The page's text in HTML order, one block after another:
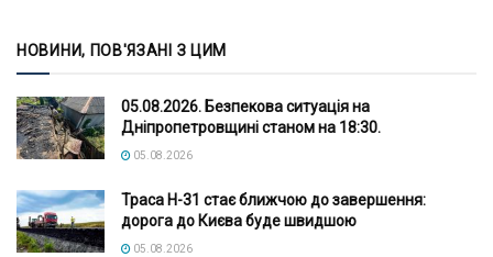
НОВИНИ, ПОВ'ЯЗАНІ З ЦИМ
05.08.2026. Безпекова ситуація на
Дніпропетровщині станом на 18:30.
05.08.2026
Траса Н-31 стає ближчою до завершення:
дорога до Києва буде швидшою
05.08.2026